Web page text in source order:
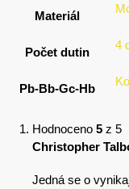
Materiál
Počet dutin
4
Pb-Bb-Gc-Hb
Hodnoceno 5 z 5
Christopher
Jedná se o